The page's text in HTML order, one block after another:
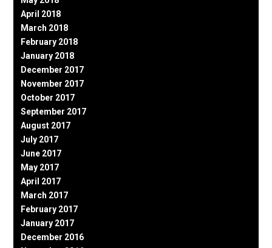
April 2018
March 2018
February 2018
January 2018
December 2017
November 2017
October 2017
September 2017
August 2017
July 2017
June 2017
May 2017
April 2017
March 2017
February 2017
January 2017
December 2016